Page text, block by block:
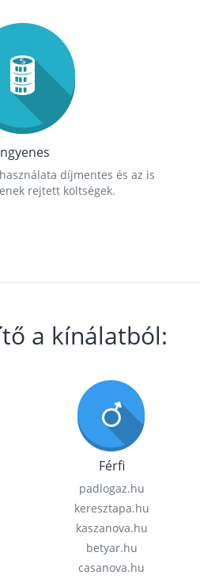
díjmentes és az is
rejtett költségek.
a kínálatból:
Férfi
padlogaz.hu
keresztapa.hu
kaszanova.hu
betyar.hu
casanova.hu